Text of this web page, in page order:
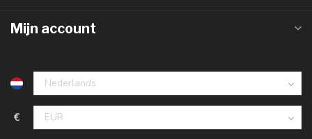
Mijn account
€